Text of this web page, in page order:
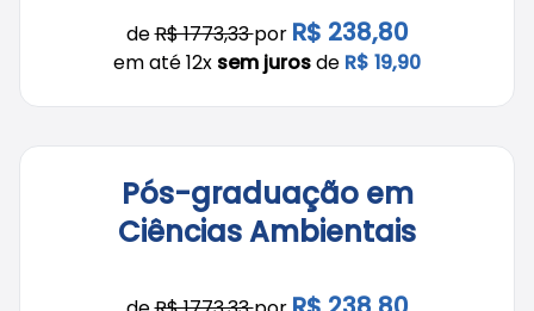
deR$ 1773,33por R$ 238,80
em até 12x sem jurosde R$ 19,90
Pós-graduação em
Ciências Ambientais